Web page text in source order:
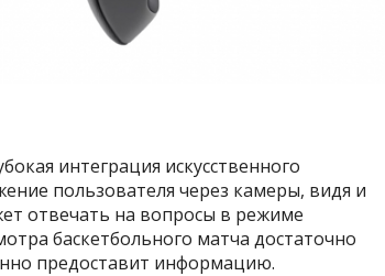
интеграция искусственного
пользователя через камеры, видя и
отвечать на вопросы в режиме
баскетбольного матча достаточно
предоставит информацию.